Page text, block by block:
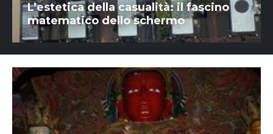
L’estetica della casualità: il fascino
matematico dello schermo